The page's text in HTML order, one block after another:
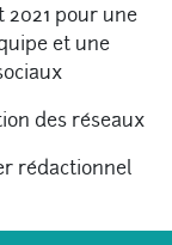
pour une
et une
des réseaux
rédactionnel